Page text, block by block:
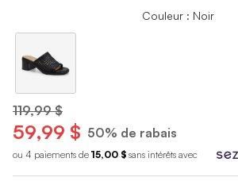
Couleur : Noir
119,99 $
59,99 $ 50% de rabais
ou 4 paiements de 15,00 $ sans intérêts avec